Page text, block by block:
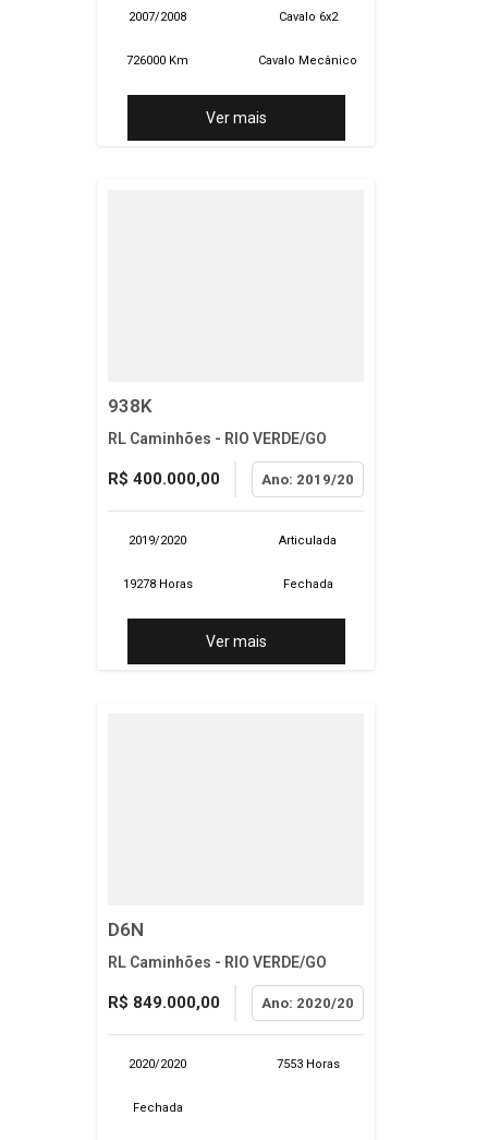
2007/2008 Cavalo 6x2
726000 Km Cavalo Mecânico
Ver mais
938K
RL Caminhões - RIO VERDE/GO
R$ 400.000,00 Ano: 2019/20
2019/2020 Articulada
19278 Horas Fechada
Ver mais
D6N
RL Caminhões - RIO VERDE/GO
R$ 849.000,00 Ano: 2020/20
2020/2020 7553 Horas
Fechada